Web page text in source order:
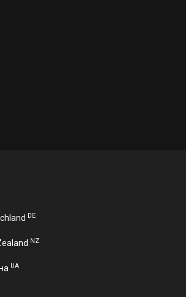
DE
NZ
UA